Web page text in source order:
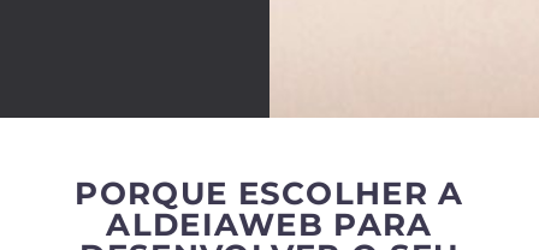
PORQUE ESCOLHER A
ALDEIAWEB PARA